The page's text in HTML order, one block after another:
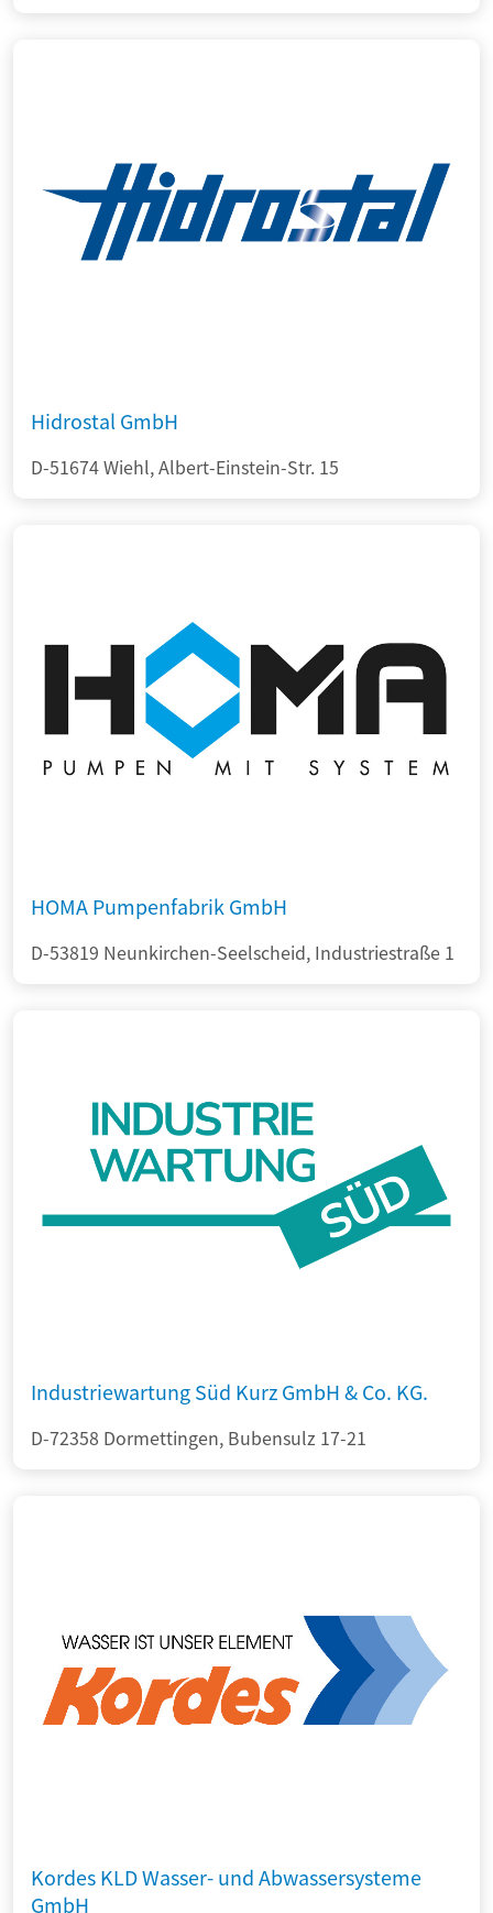
Hidrostal GmbH
D-51674 Wiehl, Albert-Einstein-Str. 15
HOMA Pumpenfabrik GmbH
D-53819 Neunkirchen-Seelscheid, Industriestraße 1
Industriewartung Süd Kurz GmbH & Co. KG.
D-72358 Dormettingen, Bubensulz 17-21
Kordes KLD Wasser- und Abwassersysteme
GmbH